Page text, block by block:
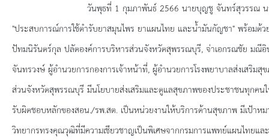
ยุทธศาสตร์การพัฒนา
ประวัตินายก
รายการ อบจ.สัมพันธ์
กิจกรรม
วันพุธที่ 1 กุมภาพันธ์ 2566 นายบุญชู จันทร์สุวรรณ น
"ประสบการณ์การใช้ตำรับยาสมุนไพร ยาแผนไทย และน้ำมันกัญชา" พร้อมด้
ปัทมนิรันดร์กุล ปลัดองค์การบริหารส่วนจังหวัดสุพรรณบุรี, จ่าเอกรณชัย มณี
จันทรวงษ์ ผู้อำนวยการกองการเจ้าหน้าที่, ผู้อำนวยการโรงพยาบาลส่งเสริ
ส่วนจังหวัดสุพรรณบุรี มีนโยบายส่งเสริมและดูแลสุขภาพของประชาชนทุกค
รับผิดชอบหลักของสอน./รพ.สต. เป็นหน่วยงานให้บริการด้านสุขภาพ มีเป้าห
วิทยากรทรงคุณวุฒิที่มีความเชียวชาญเป็นพิเศษจากกรมการแพทย์แผนไทยแ